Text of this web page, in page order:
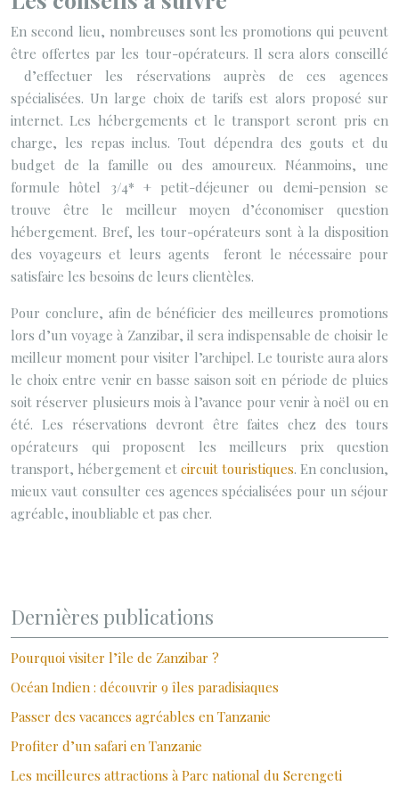
En second lieu, nombreuses sont les promotions qui peuvent
être offertes par les tour-opérateurs. Il sera alors conseillé
d’effectuer les réservations auprès de ces agences
spécialisées. Un large choix de tarifs est alors proposé sur
internet. Les hébergements et le transport seront pris en
charge, les repas inclus. Tout dépendra des gouts et du
budget de la famille ou des amoureux. Néanmoins, une
formule hôtel 3/4* + petit-déjeuner ou demi-pension se
trouve être le meilleur moyen d’économiser question
hébergement. Bref, les tour-opérateurs sont à la disposition
des voyageurs et leurs agents feront le nécessaire pour
satisfaire les besoins de leurs clientèles.
Pour conclure, afin de bénéficier des meilleures promotions
lors d’un voyage à Zanzibar, il sera indispensable de choisir le
meilleur moment pour visiter l’archipel. Le touriste aura alors
le choix entre venir en basse saison soit en période de pluies
soit réserver plusieurs mois à l’avance pour venir à noël ou en
été. Les réservations devront être faites chez des tours
opérateurs qui proposent les meilleurs prix question
transport, hébergement et circuit touristiques. En conclusion,
mieux vaut consulter ces agences spécialisées pour un séjour
agréable, inoubliable et pas cher.
Dernières publications
Pourquoi visiter l’île de Zanzibar ?
Océan Indien : découvrir 9 îles paradisiaques
Passer des vacances agréables en Tanzanie
Profiter d’un safari en Tanzanie
Les meilleures attractions à Parc national du Serengeti